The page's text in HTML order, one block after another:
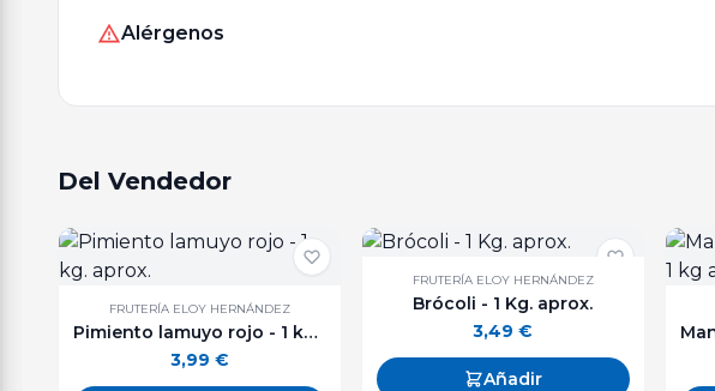
Alérgenos
Del Vendedor
FRUTERÍA ELOY HERNÁNDEZ
Pimiento lamuyo rojo - 1 kg. aprox.
3,99 €
FRUTERÍA ELOY HERNÁNDEZ
Brócoli - 1 Kg. aprox.
3,49€
Añadir